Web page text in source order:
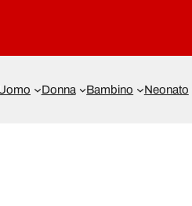
Donna Bambino Neonato